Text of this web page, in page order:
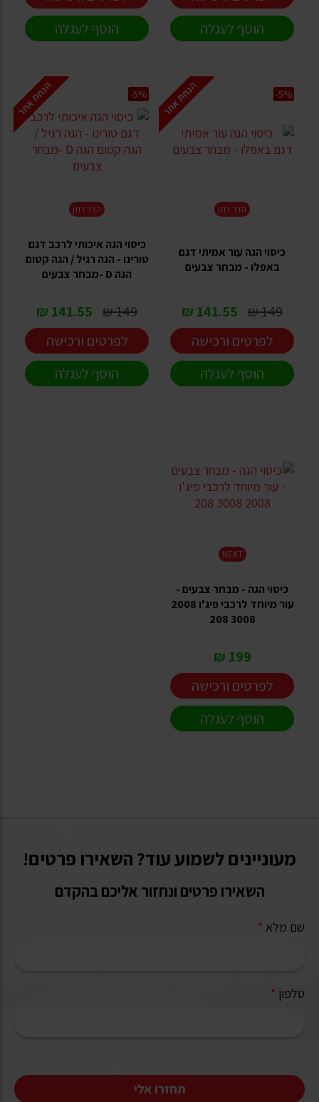
הוסף לעגלה
הוסף לעגלה
הנחת אתר
הדר רוזן
כיסוי הגה עור אמיתי דגם
באפלו - מבחר צבעים
149 ₪
141.55 ₪
-5%
לפרטים ורכישה
הוסף לעגלה
הנחת אתר
הדר רוזן
כיסוי הגה איכותי לרכב דגם
טורינו - הגה רגיל / הגה קטום
הגה D -מבחר צבעים
149 ₪
141.55 ₪
-5%
לפרטים ורכישה
הוסף לעגלה
NEXT
כיסוי הגה - מבחר צבעים -
עור מיוחד לרכבי פיג'ו 2008
3008 208
199 ₪
לפרטים ורכישה
הוסף לעגלה
מעוניינים לשמוע עוד? השאירו פרטים!
השאירו פרטים ונחזור אליכם בהקדם
שם מלא *
טלפון *
תחזרו אלי